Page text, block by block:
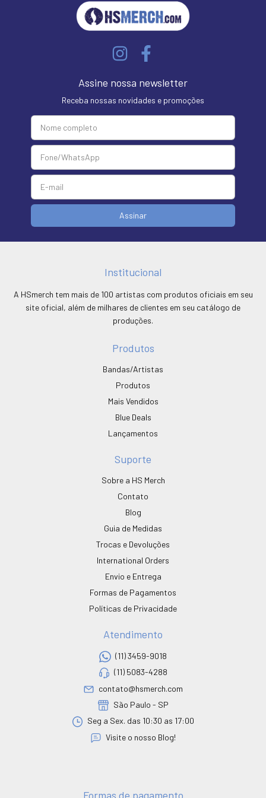
Assine nossa newsletter
Receba nossas novidades e promoções
Institucional
A HSmerch tem mais de 100 artistas com produtos oficiais em seu
site oficial, além de milhares de clientes em seu catálogo de
produções.
Produtos
Bandas/Artistas
Produtos
Mais Vendidos
Blue Deals
Lançamentos
Suporte
Sobre a HS Merch
Contato
Blog
Guia de Medidas
Trocas e Devoluções
International Orders
Envio e Entrega
Formas de Pagamentos
Políticas de Privacidade
Atendimento
(11) 3459-9018
(11) 5083-4288
contato@hsmerch.com
São Paulo - SP
Seg a Sex. das 10:30 as 17:00
Visite o nosso Blog!
Formas de pagamento